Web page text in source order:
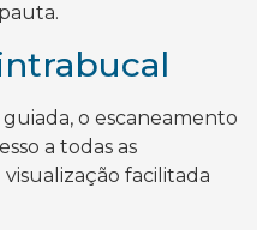
o escaneamento
a todas as
facilitada